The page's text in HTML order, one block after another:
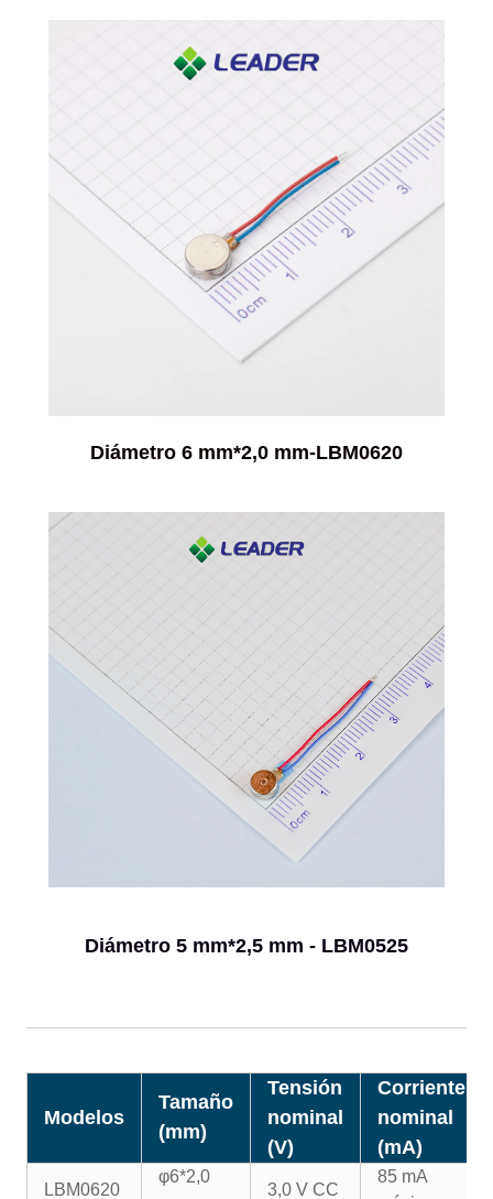
Diámetro 6 mm*2,0 mm-LBM0620
Diámetro 5 mm*2,5 mm - LBM0525
Modelos
Tamaño
(mm)
Tensión
nominal
(V)
Corriente
nominal
(mA)
LBM0620
φ6*2,0
3,0 V CC
85 mA